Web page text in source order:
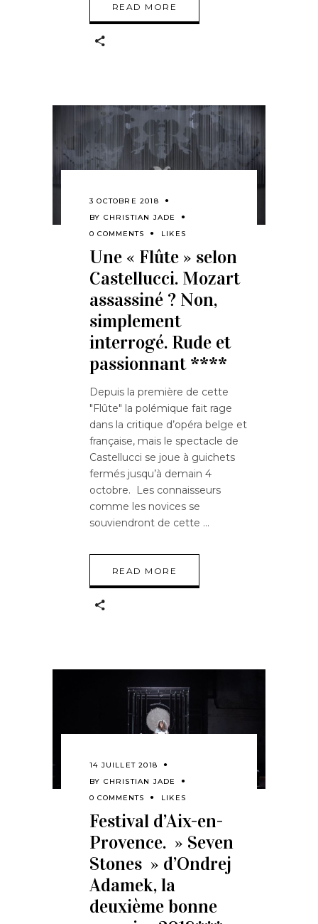
READ MORE
3 OCTOBRE 2018
BY CHRISTIAN JADE
0 COMMENTS
LIKES
Une « Flûte » selon
Castellucci. Mozart
assassiné ? Non,
simplement
interrogé. Rude et
passionnant ****
Depuis la première de cette
"Flûte" la polémique fait rage
dans la critique d’opéra belge et
française, mais le spectacle de
Castellucci se joue à guichets
fermés jusqu’à demain 4
octobre. Les connaisseurs
comme les novices se
souviendront de cette
READ MORE
14 JUILLET 2018
BY CHRISTIAN JADE
0 COMMENTS
LIKES
Festival d’Aix-en-
Provence. » Seven
Stones » d’Ondrej
Adamek, la
deuxième bonne